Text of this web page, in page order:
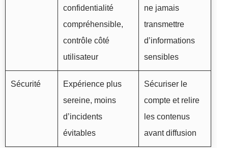
confidentialité
compréhensible,
contrôle côté
utilisateur
ne jamais
transmettre
d’informations
sensibles
Sécurité
Expérience plus
sereine, moins
d’incidents
évitables
Sécuriser le
compte et relire
les contenus
avant diffusion